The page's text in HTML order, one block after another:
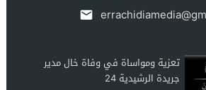
تعزية ومواساة في وفاة خال مدير
جريدة الرشيدية 24